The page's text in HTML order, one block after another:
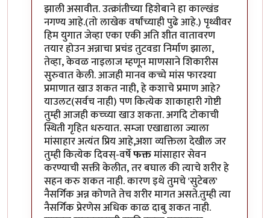
झाली असावीत. उत्क्रांतीच्या हिशेबाने हा काल्खंड
नगण्य आहे.(तो लाखेक वर्षांच्याही पुढे आहे.) पृथ्वीवर
हिम युगात जेव्हा एका एकी अति शीत वातावरण
तयार होउन अन्नाचा प्रचंड तुटवडा निर्माण झाला,
तेव्हा, केवळ नाइलाज म्हणून माणसाने शिकारीस
सुरुवात केली. आजही मानव कच्चे मांस फारश्या
प्रमाणात खाउ शकत नाही, हे कशाचे प्रमाण आहे?
याउलट(सर्वच नाही) पण कित्येक शाकाहारी गोष्टी
तुम्ही आजही कच्च्या खाउ शकता. अगदि टोकाची
स्थिती गृहित धरुयात. सम्जा एखाद्याला ज्याला
मांसाहार अत्यंत प्रिय आहे,अशा व्यक्तिला देखील जर
तुम्ही कित्येक दिवस्-वर्षेफक्तमांसाहार सेवन
करण्याची सक्ती केलीत, तर बघाल की त्याचे शरीर हे
सहन करु शकत नाही. कारण इथे तुमचे 'सुटेबल'
नैसर्गिक अन्न कोणते तेच शरीर मागत असते.तुम्ही त्या
नैसर्गिक प्रेरणेस अधिक काळ दाबु शकत नाही.